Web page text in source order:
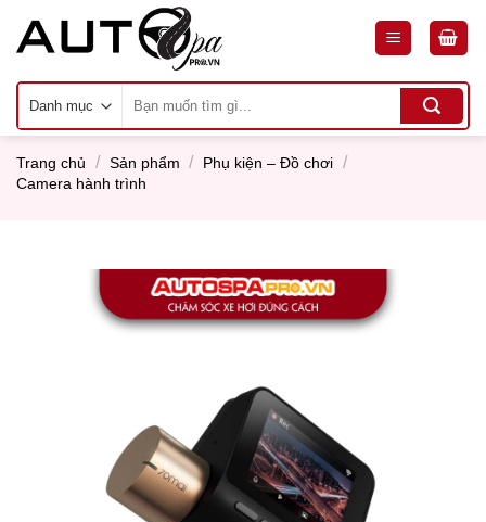
kiếm:
Trang chủ / Sản phẩm / Phụ kiện – Đồ chơi /
Camera hành trình